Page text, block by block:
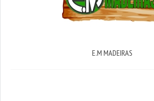
E.M MADEIRAS